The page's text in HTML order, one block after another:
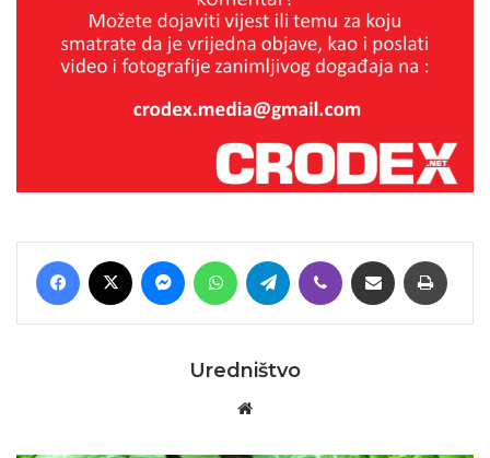
Facebook MessengerWhatsAppTelegram Viber Podijeli putem E-maila
Uredništvo